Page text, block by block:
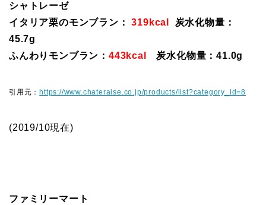
シャトレーゼ
イタリア栗のモンブラン：
319kcal
炭水化物量：
45.7g
ふんわりモンブラン：443kcal炭水化物量：41.0g
引用元： https://www.chateraise.co.jp/products/list?category_id=8
(2019/10現在)
ファミリーマート